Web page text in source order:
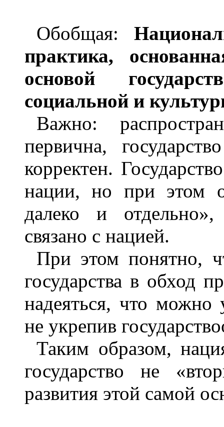
Обобщая:
практика,
основой
социальной и
Важно:
первична,
корректен.
нации, но при этом
далеко и
связано с нацией.
При этом понятно,
государства в обход
надеяться, что можно
не укрепив
Таким образом,
государство не
развития этой самой